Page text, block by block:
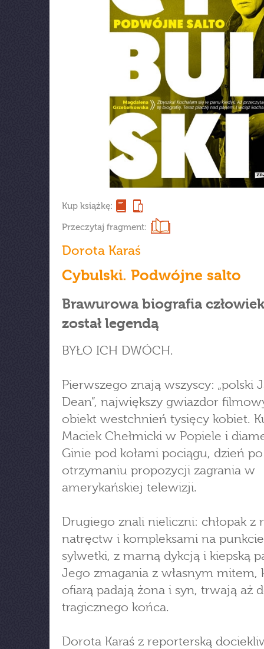
Kup książkę:
Przeczytaj fragment:
Dorota Karaś
Cybulski. Podwójne salto
Brawurowa biografia
został legendą
BYŁO ICH DWÓCH.
Pierwszego znają wszyscy: „polski
Dean”, największy gwiazdor
obiekt westchnień tysięcy kobiet.
Maciek Chełmicki w Popiele i
Ginie pod kołami pociągu, dzień po
otrzymaniu propozycji zagrania w
amerykańskiej telewizji.
Drugiego znali nieliczni: chłopak z
natręctw i kompleksami na
sylwetki, z marną dykcją i kiepską
Jego zmagania z własnym mitem,
ofiarą padają żona i syn, trwają aż
tragicznego końca.
Dorota Karaś z reporterską